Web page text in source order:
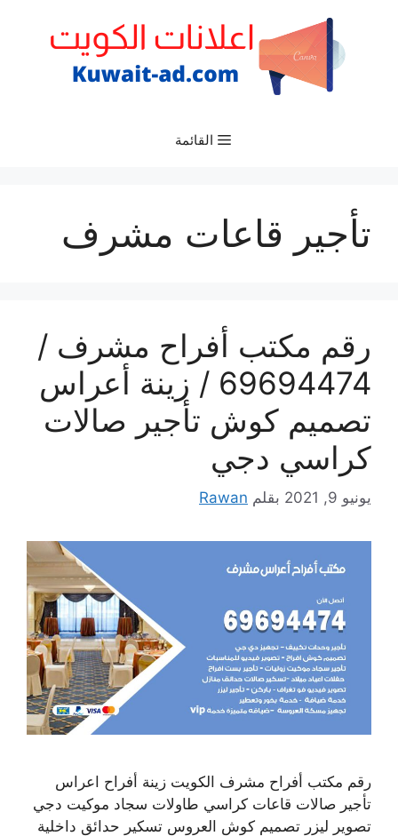
القائمة
تأجير قاعات مشرف
رقم مكتب أفراح مشرف /
69694474 / زينة أعراس
تصميم كوش تأجير صالات
كراسي دجي
يونيو 9, 2021 بقلم Rawan
رقم مكتب أفراح مشرف الكويت زينة أفراح اعراس
تأجير صالات قاعات كراسي طاولات سجاد موكيت دجي
تصوير ليزر تصميم كوش العروس تسكير حدائق داخلية